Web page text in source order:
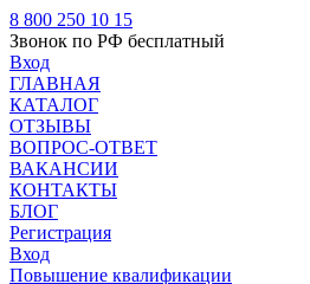
8 800 250 10 15
Звонок по РФ бесплатный
Вход
ГЛАВНАЯ
КАТАЛОГ
ОТЗЫВЫ
ВОПРОС-ОТВЕТ
ВАКАНСИИ
КОНТАКТЫ
БЛОГ
Регистрация
Вход
Повышение квалификации